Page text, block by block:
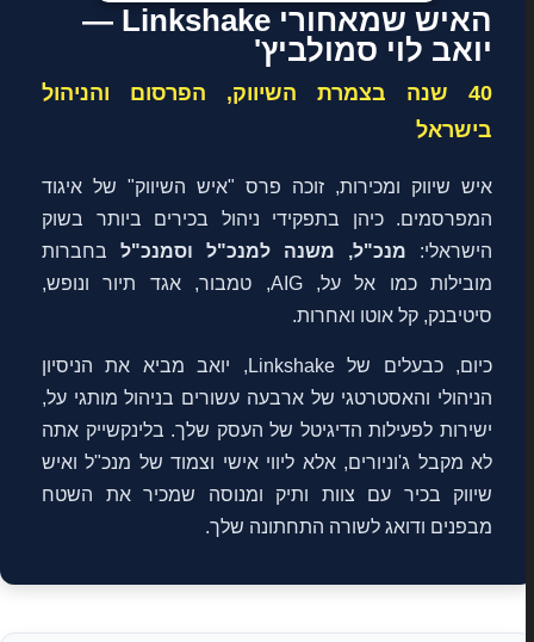
האיש שמאחורי Linkshake —
יואב לוי סמולביץ'
40 שנה בצמרת השיווק, הפרסום והניהול
בישראל
איש שיווק ומכירות, זוכה פרס "איש השיווק" של איגוד
המפרסמים. כיהן בתפקידי ניהול בכירים ביותר בשוק
הישראלי:
מנכ"ל, משנה למנכ"ל וסמנכ"לבחברות
מובילות כמו אל על, AIG, טמבור, אגד תיור ונופש,
סיטיבנק, קל אוטו ואחרות.
כיום, כבעלים של Linkshake, יואב מביא את הניסיון
הניהולי והאסטרטגי של ארבעה עשורים בניהול מותגי על,
ישירות לפעילות הדיגיטל של העסק שלך. בלינקשייק אתה
לא מקבל ג'וניורים, אלא ליווי אישי וצמוד של מנכ"ל ואיש
שיווק בכיר עם צוות ותיק ומנוסה שמכיר את השטח
מבפנים ודואג לשורה התחתונה שלך.